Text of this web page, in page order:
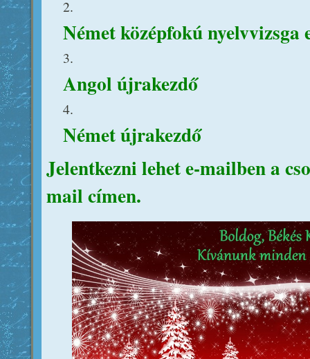
Német középfokú nyelvvizsga
Angol újrakezdő
Német újrakezdő
Jelentkezni lehet e-mailben a
mail címen.